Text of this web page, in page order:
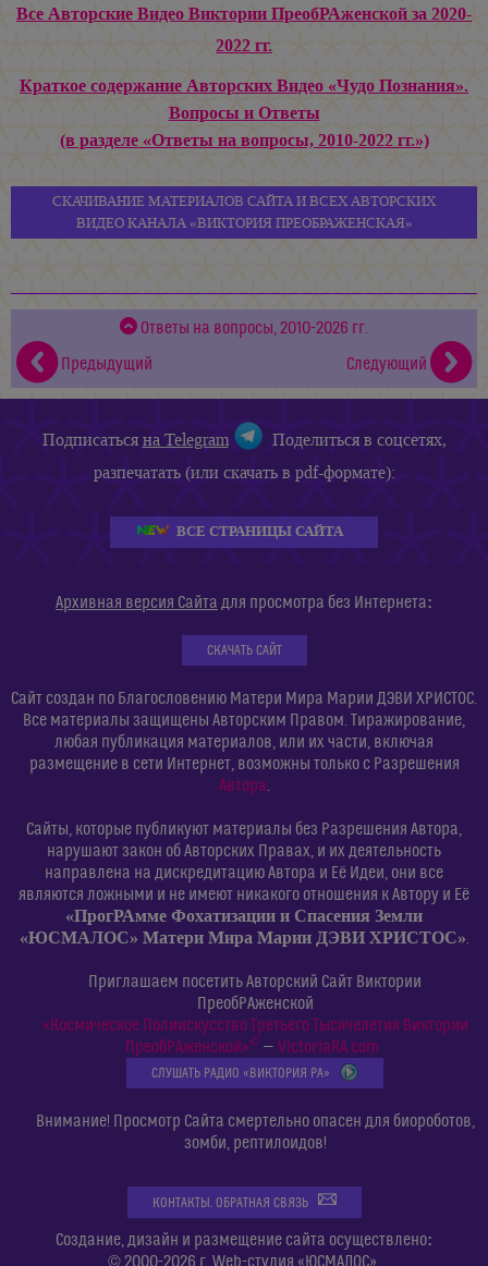
Все Авторские Видео Виктории ПреобРАженской за 2020-
2022 гг.
Краткое содержание Авторских Видео «Чудо Познания».
Вопросы и Ответы
(в разделе «Ответы на вопросы, 2010-2022 гг.»)
СКАЧИВАНИЕ МАТЕРИАЛОВ САЙТА И ВСЕХ АВТОРСКИХ
ВИДЕО КАНАЛА «ВИКТОРИЯ ПРЕОБРАЖЕНСКАЯ»
Ответы на вопросы, 2010-2026 гг.
Предыдущий
Следующий
Подписатьсяна Telegram
Поделиться в соцсетях,
разпечатать (или скачать в pdf-формате):
ВСЕ СТРАНИЦЫ САЙТА
Архивная версия Сайта для просмотра без Интернета:
СКАЧАТЬ САЙТ
Сайт создан по Благословению Матери Мира Марии ДЭВИ ХРИСТОС.
Все материалы защищены Авторским Правом. Тиражирование,
любая публикация материалов, или их части, включая
размещение в сети Интернет, возможны только с Разрешения
Автора.
Сайты, которые публикуют материалы без Разрешения Автора,
нарушают закон об Авторских Правах, и их деятельность
направлена на дискредитацию Автора и Её Идеи, они все
являются ложными и не имеют никакого отношения к Автору и Её
«ПрогРАмме Фохатизации и Спасения Земли
«ЮСМАЛОС» Матери Мира Марии ДЭВИ ХРИСТОС».
Приглашаем посетить Авторский Сайт Виктории
ПреобРАженской
«Космическое Полиискусство Третьего Тысячелетия Виктории
ПреобРАженской»©— VictoriaRA.com
СЛУШАТЬ РАДИО «ВИКТОРИЯ РА»
Внимание! Просмотр Сайта смертельно опасен для биороботов,
зомби, рептилоидов!
КОНТАКТЫ. ОБРАТНАЯ СВЯЗЬ
Создание, дизайн и размещение сайта осуществлено:
© 2000-2026 г. Web-студия «ЮСМАЛОС».